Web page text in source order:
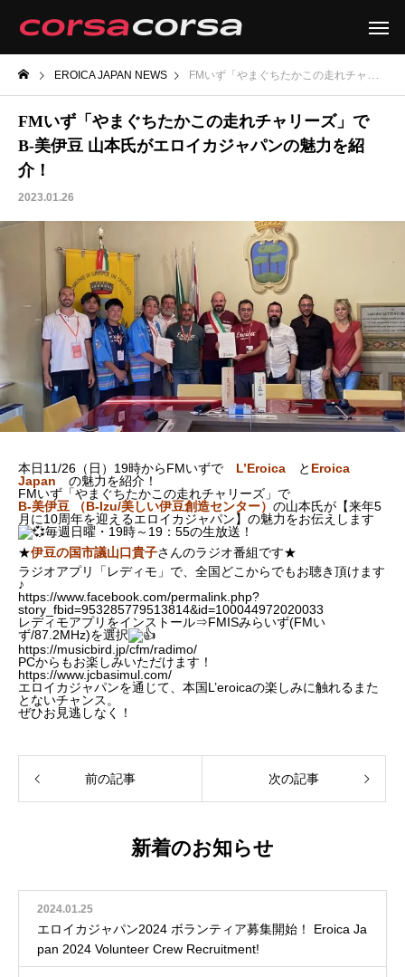
EROICA JAPAN NEWS FMいず「やまぐちたかこの走れチャリーズ」で B-美伊豆 山本氏がエロイカジャパンの魅力を紹介！
FMいず「やまぐちたかこの走れチャリーズ」で
B-美伊豆 山本氏がエロイカジャパンの魅力を紹
介！
2023.01.26
本日11/26（日）19時からFMいずで L’Eroica と Eroica
Japan の魅力を紹介！
FMいず「やまぐちたかこの走れチャリーズ」で
B-美伊豆 （B-Izu/美しい伊豆創造センター） の山本氏が【来年5
月に10周年を迎えるエロイカジャパン】の魅力をお伝えします
毎週日曜・19時～19：55の生放送！
★伊豆の国市議山口貴子さんのラジオ番組です★
ラジオアプリ「レディモ」で、全国どこからでもお聴き頂けます
♪
https://www.facebook.com/permalink.php?
story_fbid=953285779513814&id=100044972020033
レディモアプリをインストール⇒FMISみらいず(FMい
ず/87.2MHz)を選択
https://musicbird.jp/cfm/radimo/
PCからもお楽しみいただけます！
https://www.jcbasimul.com/
エロイカジャパンを通じて、本国L’eroicaの楽しみに触れるまた
とないチャンス。
ぜひお見逃しなく！
前の記事 次の記事
新着のお知らせ
2024.01.25
エロイカジャパン2024 ボランティア募集開始！ Eroica Ja
pan 2024 Volunteer Crew Recruitment!